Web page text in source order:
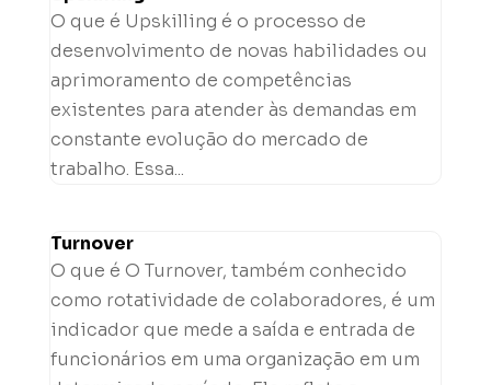
O que é Upskilling é o processo de
desenvolvimento de novas habilidades ou
aprimoramento de competências
existentes para atender às demandas em
constante evolução do mercado de
trabalho. Essa...
Turnover
O que é O Turnover, também conhecido
como rotatividade de colaboradores, é um
indicador que mede a saída e entrada de
funcionários em uma organização em um